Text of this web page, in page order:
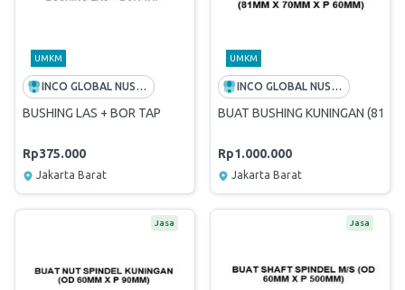
UMKM
INCO GLOBAL NUSANTARA
BUSHING LAS + BOR TAP
Rp375.000
Jakarta Barat
UMKM
INCO GLOBAL NUSANTARA
BUAT BUSHING KUNINGAN
Rp1.000.000
Jakarta Barat
Jasa Jasa